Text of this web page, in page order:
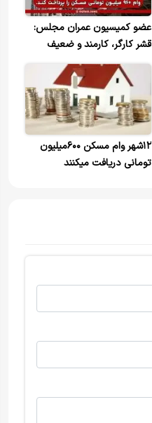
عضو کمیسیون عمران مجلس:
قشر کارگر، کارمند و ضعیف
جامعه نمی‌تواند اقساط وام ۹۶۰
میلیون تومانی مسکن را
پرداخت کند.
۱۲شهر وام مسکن ۶۰۰میلیون
تومانی دریافت میکنند